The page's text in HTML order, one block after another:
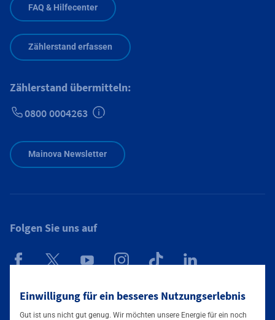
Einwilligung für ein besseres Nutzungserlebnis
Gut ist uns nicht gut genug. Wir möchten unsere Energie für ein noch
FAQ & Hilfecenter
Zählerstand erfassen
Zählerstand übermitteln:
0800 0004263
Mainova Newsletter
Folgen Sie uns auf
Mainova App